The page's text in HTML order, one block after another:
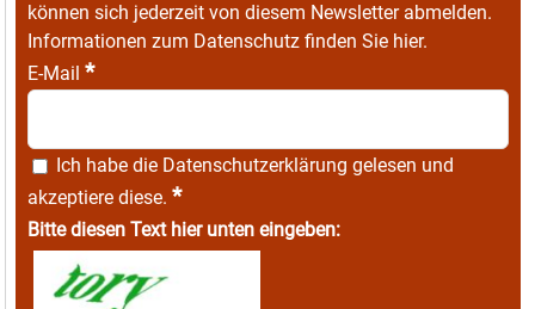
können sich jederzeit von diesem Newsletter abmelden.
Informationen zum Datenschutz finden Sie hier.
E-Mail *
Ich habe die Datenschutzerklärung gelesen und
akzeptiere diese. *
Bitte diesen Text hier unten eingeben: